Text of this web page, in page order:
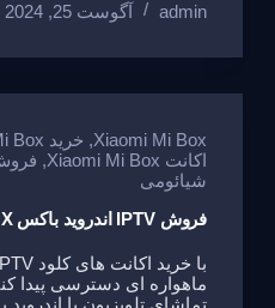
at
s
A
p
p
e
gr
a
m
c
e
b
o
o
k
admin آگوست 25, 2024
Xiaomi Mi Box
, خرید IPTV Xiaomi Mi Box
اکانت Xiaomi Mi Box
,
شیائومی
فروش IPTV اندروید باکس XIAOMI MI BOX
ماهواره ای دسترسی پیدا